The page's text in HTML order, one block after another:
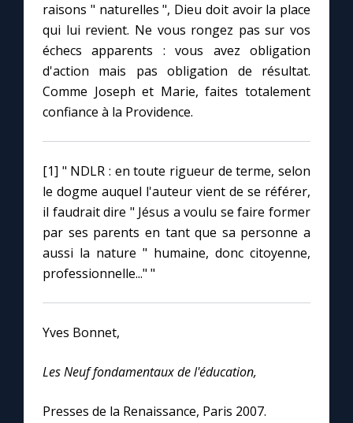
raisons " naturelles ", Dieu doit avoir la place
qui lui revient. Ne vous rongez pas sur vos
échecs apparents : vous avez obligation
d'action mais pas obligation de résultat.
Comme Joseph et Marie, faites totalement
confiance à la Providence.
[1] " NDLR : en toute rigueur de terme, selon
le dogme auquel l'auteur vient de se référer,
il faudrait dire " Jésus a voulu se faire former
par ses parents en tant que sa personne a
aussi la nature " humaine, donc citoyenne,
professionnelle..." "
Yves Bonnet,
Les Neuf fondamentaux de l'éducation,
Presses de la Renaissance, Paris 2007.